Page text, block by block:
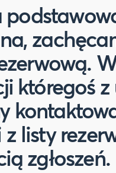
któregoś
listy
zgłoszeń.